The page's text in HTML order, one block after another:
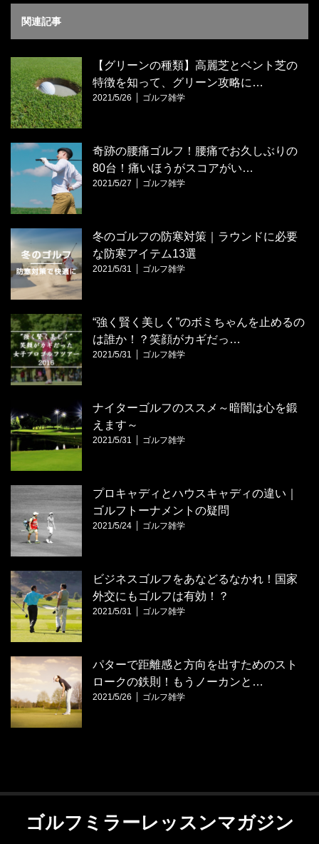
関連記事
【グリーンの種類】高麗芝とベント芝の
特徴を知って、グリーン攻略に…
2021/5/26 ゴルフ雑学
奇跡の腰痛ゴルフ！腰痛でお久しぶりの
80台！痛いほうがスコアがい…
2021/5/27 ゴルフ雑学
冬のゴルフの防寒対策｜ラウンドに必要
な防寒アイテム13選
2021/5/31 ゴルフ雑学
“強く賢く美しく”のボミちゃんを止めるの
は誰か！？笑顔がカギだっ…
2021/5/31 ゴルフ雑学
ナイターゴルフのススメ～暗闇は心を鍛
えます～
2021/5/31 ゴルフ雑学
プロキャディとハウスキャディの違い｜
ゴルフトーナメントの疑問
2021/5/24 ゴルフ雑学
ビジネスゴルフをあなどるなかれ！国家
外交にもゴルフは有効！？
2021/5/31 ゴルフ雑学
パターで距離感と方向を出すためのスト
ロークの鉄則！もうノーカンと…
2021/5/26 ゴルフ雑学
ゴルフミラーレッスンマガジン